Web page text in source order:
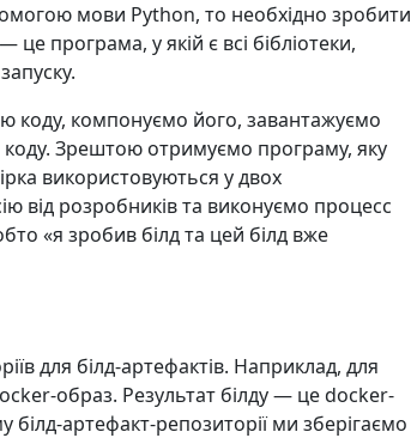
мови Python, то необхідно зробити
— це програма, у якій є всі бібліотеки,
коду, компонуємо його, завантажуємо
коду. Зрештою отримуємо програму, яку
використовуються у двох
від розробників та виконуємо процесс
«я зробив білд та цей білд вже
для білд-артефактів. Наприклад, для
образ. Результат білду — це docker-
білд-артефакт-репозиторії ми зберігаємо